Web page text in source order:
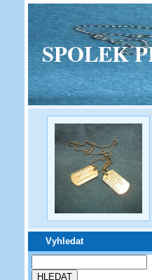
SPOLEK
Vyhledat